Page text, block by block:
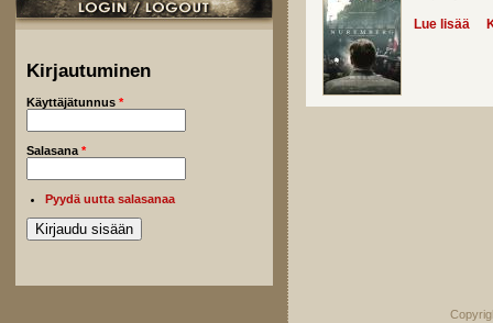
Kirjautuminen
Käyttäjätunnus *
Salasana *
Pyydä uutta salasanaa
Lue lisää